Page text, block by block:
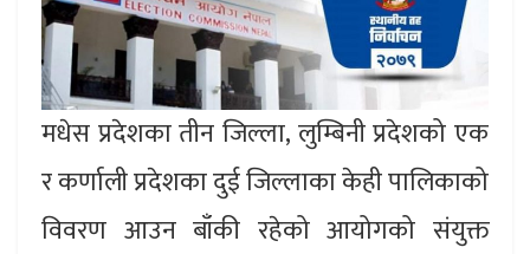
मधेस प्रदेशका तीन जिल्ला, लुम्बिनी प्रदेशको एक
र कर्णाली प्रदेशका दुई जिल्लाका केही पालिकाको
विवरण आउन बाँकी रहेको आयोगको संयुक्त